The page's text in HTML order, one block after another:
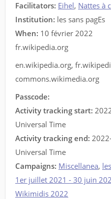
Facilitators: Eihel, Nattes à
Institution: les sans pagEs
When: 10 février 2022
fr.wikipedia.org
en.wikipedia.org,
commons.wikimedia.org
Passcode:
Activity tracking start:
Universal Time
Activity tracking end:
Universal Time
Campaigns: Miscellanea,
1er juillet 2021 - 30 juin
Wikimidis 2022